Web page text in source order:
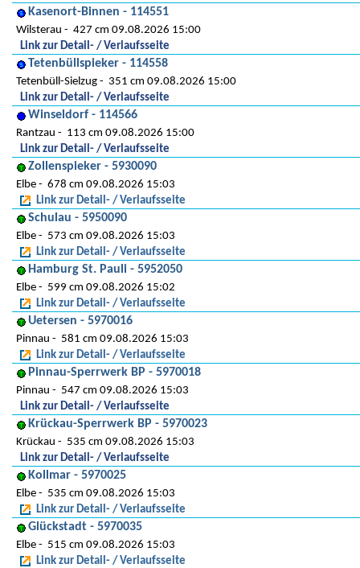
Kasenort-Binnen - 114551
Wilsterau
427 cm 09.08.2026 15:00
Link zur Detail- / Verlaufsseite
Tetenbüllspieker - 114558
Tetenbüll-Sielzug
351 cm 09.08.2026 15:00
Link zur Detail- / Verlaufsseite
Winseldorf - 114566
Rantzau
113 cm 09.08.2026 15:00
Link zur Detail- / Verlaufsseite
Zollenspieker - 5930090
Elbe
678 cm 09.08.2026 15:03
Link zur Detail- / Verlaufsseite
Schulau - 5950090
Elbe
573 cm 09.08.2026 15:03
Link zur Detail- / Verlaufsseite
Hamburg St. Pauli - 5952050
Elbe
599 cm 09.08.2026 15:02
Link zur Detail- / Verlaufsseite
Uetersen - 5970016
Pinnau
581 cm 09.08.2026 15:03
Link zur Detail- / Verlaufsseite
Pinnau-Sperrwerk BP - 5970018
Pinnau
547 cm 09.08.2026 15:03
Link zur Detail- / Verlaufsseite
Krückau-Sperrwerk BP - 5970023
Krückau
535 cm 09.08.2026 15:03
Link zur Detail- / Verlaufsseite
Kollmar - 5970025
Elbe
535 cm 09.08.2026 15:03
Link zur Detail- / Verlaufsseite
Glückstadt - 5970035
Elbe
515 cm 09.08.2026 15:03
Link zur Detail- / Verlaufsseite